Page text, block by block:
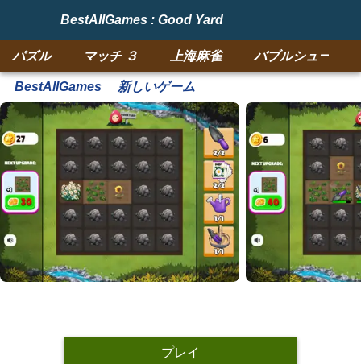
BestAllGames : Good Yard
パズル マッチ ３ 上海麻雀 バブルシューター
BestAllGames 新しいゲーム
プレイ